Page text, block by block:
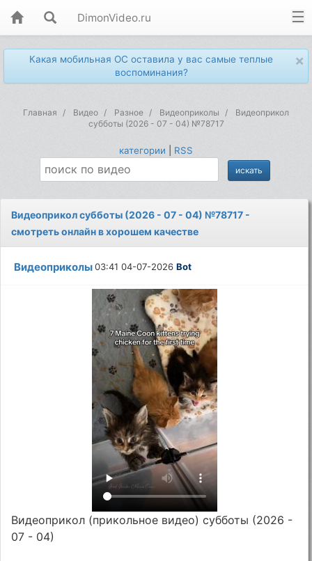
DimonVideo.ru
×
Какая мобильная ОС оставила у вас самые теплые
воспоминания?
Главная Видео Разное Видеоприколы
Видеоприкол
субботы (2026 - 07 - 04) №78717
категории RSS
Видеоприкол субботы (2026 - 07 - 04) №78717 -
смотреть онлайн в хорошем качестве
Видеоприколы03:41 04-07-2026Bot
Видеоприкол (прикольное видео) субботы (2026 -
07 - 04)